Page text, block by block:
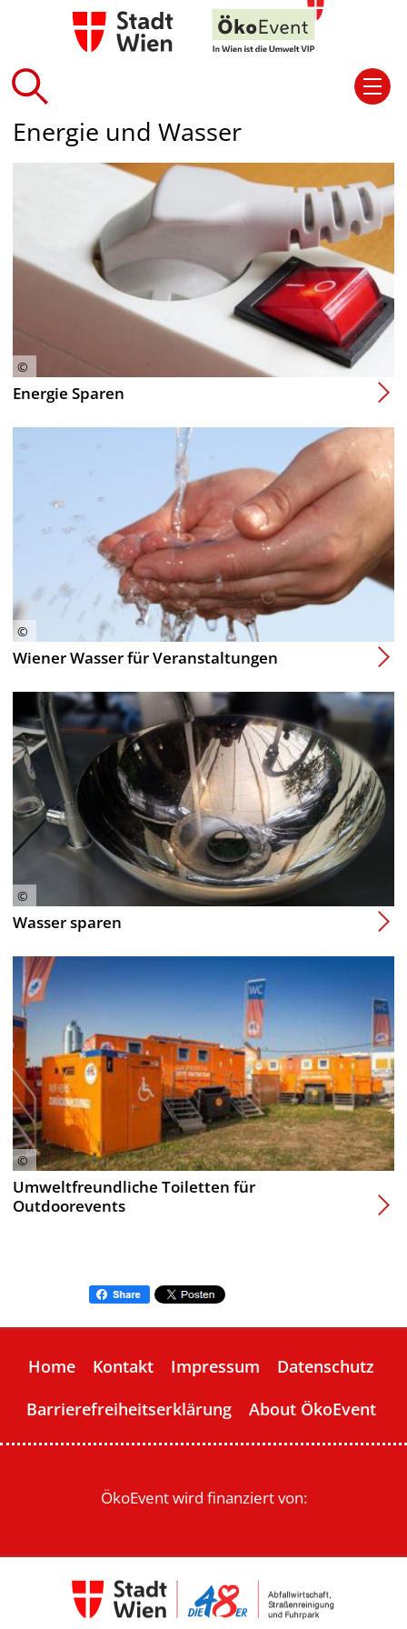
Energie und Wasser
Energie Sparen
Wiener Wasser für Veranstaltungen
Wasser sparen
Umweltfreundliche Toiletten für
Outdoorevents
Home Kontakt Impressum
Datenschutz
Barrierefreiheitserklärung
About ÖkoEvent
ÖkoEvent wird finanziert von: